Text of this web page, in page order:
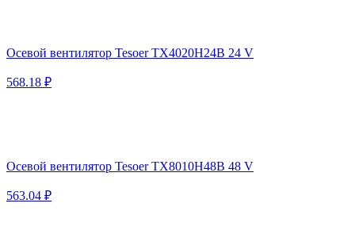
Осевой вентилятор Tesoer TX4020H24B 24 V
568.18 ₽
Осевой вентилятор Tesoer TX8010H48B 48 V
563.04 ₽